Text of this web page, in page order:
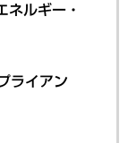
ネルギー・
ライアン